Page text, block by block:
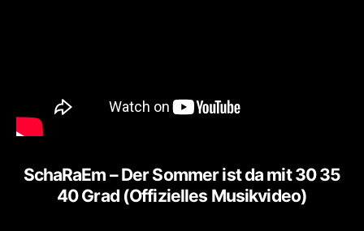
SchaRaEm – Der Sommer ist da mit 30 35
40 Grad (Offizielles Musikvideo)